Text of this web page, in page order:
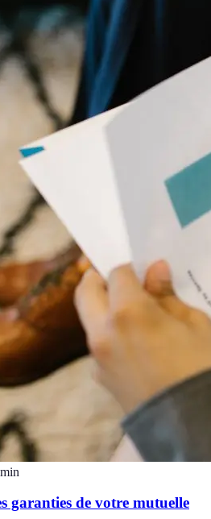
min
garanties de votre mutuelle